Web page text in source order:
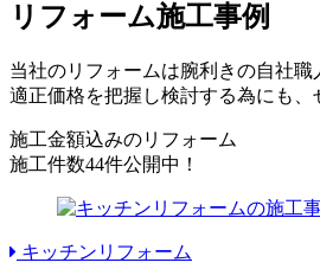
リフォーム施工事例
当社のリフォームは腕利きの自社
適正価格を把握し検討する為にも、
施工金額込みのリフォーム
施工件数44件公開中！
キッチンリフォーム